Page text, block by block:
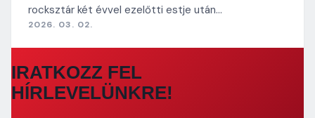
rocksztár két évvel ezelőtti estje után…
2026. 03. 02.
IRATKOZZ FEL
HÍRLEVELÜNKRE!